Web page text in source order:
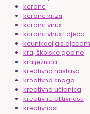
korona
korona kriza
korona virus
korona virus i djeca
kounikacija s djecom
kraj školske godine
kralježnica
kreativna nastava
kreativna snaga
kreativna učionica
kreativne aktivnosti
kreativnost